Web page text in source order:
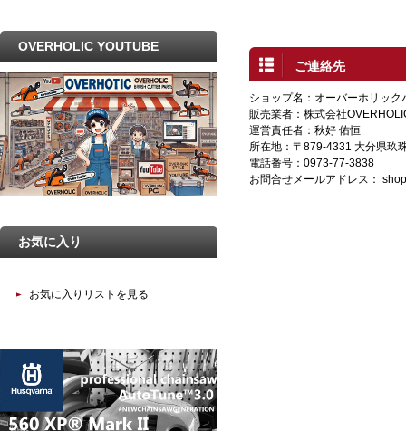
ご連絡先
ショップ名：オーバーホリック
販売業者：株式会社
運営責任者：秋好 佑恒
所在地：〒879-4331 大分県玖
電話番号：0973-77-3838
お問合せメールアドレス：
OVERHOLIC YOUTUBE
お気に入り
お気に入りリストを見る